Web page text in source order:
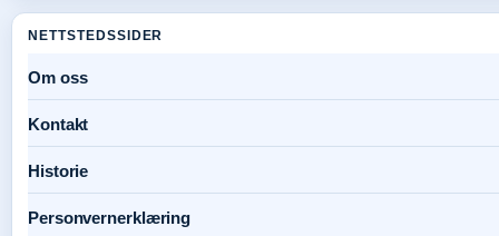
NETTSTEDSSIDER
Om oss
Kontakt
Historie
Personvernerklæring